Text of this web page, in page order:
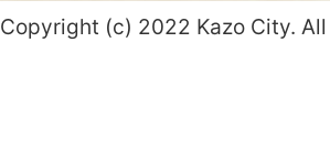
Copyright (c) 2022 Kazo City.